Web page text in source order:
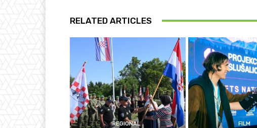
RELATED ARTICLES
REGIONAL FILM